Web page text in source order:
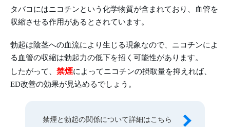
タバコにはニコチンという化学物質が含まれており、血管を
収縮させる作用があるとされています。
勃起は陰茎への血流により生じる現象なので、ニコチンによ
る血管の収縮は勃起力の低下を招く可能性があります。
したがって、 禁煙によってニコチンの摂取量を抑えれば、
ED改善の効果が見込めるでしょう。
禁煙と勃起の関係について詳細はこちら